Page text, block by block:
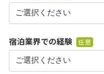
宿泊業界での経験 任意